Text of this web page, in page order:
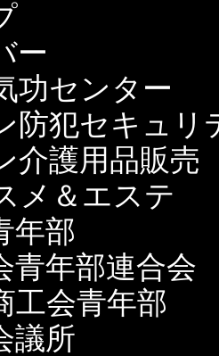
ー
功センター
防犯セキュリ
介護用品販売
メ＆エステ
年部
青年部連合会
工会青年部
議所